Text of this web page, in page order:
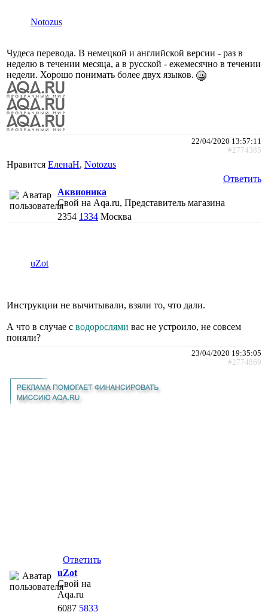
Notozus
Чудеса перевода. В немецкой и английской версии - раз в
неделю в течении месяца, а в русской - ежемесячно в течении
недели. Хорошо понимать более двух языков.
22/04/2020 13:57:11
#2774385
Нравится ЕленаН, Notozus
Ответить
Аквионика
Свой на Aqa.ru, Представитель магазина
2354 1334 Москва
uZot
Инструкции не вычитывали, взяли то, что дали.
А что в случае с водорослями вас не устроило, не совсем
поняли?
23/04/2020 19:35:05
#2774869
Ответить
uZot
Свой на
Aqa.ru
6087 5833